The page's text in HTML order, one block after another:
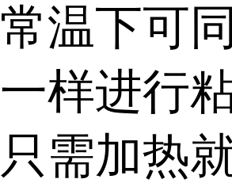
常温下可
一样进行
只需加热